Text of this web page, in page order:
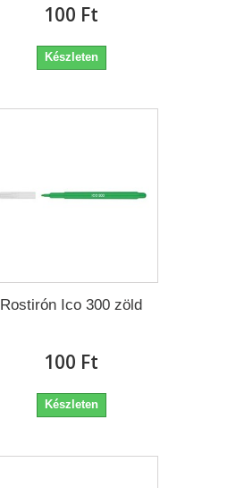
100 Ft‎
Készleten
Rostirón Ico 300 zöld
100 Ft‎
Készleten